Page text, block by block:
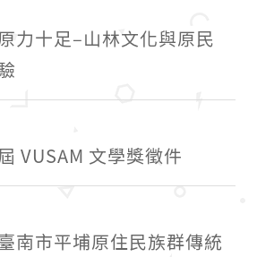
力十足–山林文化與原民
VUSAM 文學獎徵件
南市平埔原住民族群傳統